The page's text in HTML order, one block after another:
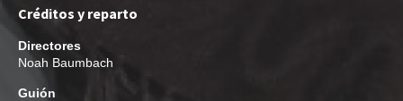
Créditos y reparto
Directores
Noah Baumbach
Guión